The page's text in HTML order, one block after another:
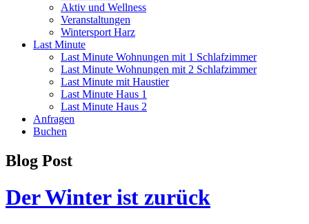
Aktiv und Wellness
Veranstaltungen
Wintersport Harz
Last Minute
Last Minute Wohnungen mit 1 Schlafzimmer
Last Minute Wohnungen mit 2 Schlafzimmer
Last Minute mit Haustier
Last Minute Haus 1
Last Minute Haus 2
Anfragen
Buchen
Blog Post
Der Winter ist zurück